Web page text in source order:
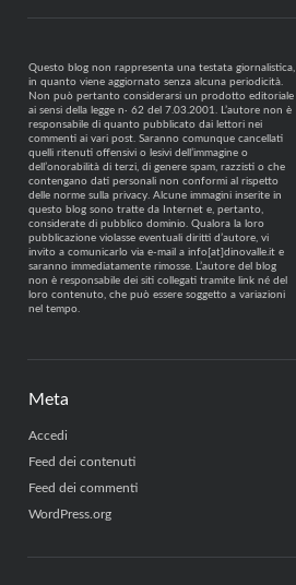
Questo blog non rappresenta una testata giornalistica,
in quanto viene aggiornato senza alcuna periodicità.
Non può pertanto considerarsi un prodotto editoriale
ai sensi della legge n· 62 del 7.03.2001. L’autore non è
responsabile di quanto pubblicato dai lettori nei
commenti ai vari post. Saranno comunque cancellati
quelli ritenuti offensivi o lesivi dell’immagine o
dell’onorabilità di terzi, di genere spam, razzisti o che
contengano dati personali non conformi al rispetto
delle norme sulla privacy. Alcune immagini inserite in
questo blog sono tratte da Internet e, pertanto,
considerate di pubblico dominio. Qualora la loro
pubblicazione violasse eventuali diritti d’autore, vi
invito a comunicarlo via e-mail a info[at]dinovalle.it e
saranno immediatamente rimosse. L’autore del blog
non è responsabile dei siti collegati tramite link né del
loro contenuto, che può essere soggetto a variazioni
nel tempo.
Meta
Accedi
Feed dei contenuti
Feed dei commenti
WordPress.org